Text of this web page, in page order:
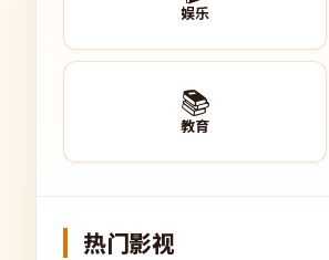
娱乐
📚
教育
热门影视